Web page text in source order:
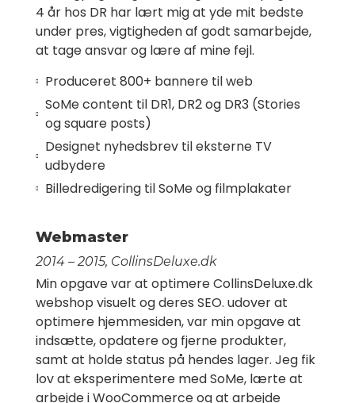
4 år hos DR har lært mig at yde mit bedste
under pres, vigtigheden af godt samarbejde,
at tage ansvar og lære af mine fejl.
Produceret 800+ bannere til web
SoMe content til DR1, DR2 og DR3 (Stories
og square posts)
Designet nyhedsbrev til eksterne TV
udbydere
Billedredigering til SoMe og filmplakater
Webmaster
2014 – 2015, CollinsDeluxe.dk
Min opgave var at optimere CollinsDeluxe.dk
webshop visuelt og deres SEO. udover at
optimere hjemmesiden, var min opgave at
indsætte, opdatere og fjerne produkter,
samt at holde status på hendes lager. Jeg fik
lov at eksperimentere med SoMe, lærte at
arbejde i WooCommerce og at arbejde